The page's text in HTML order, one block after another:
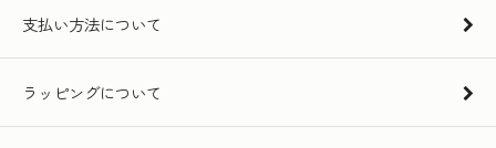
支払い方法について
ラッピングについて